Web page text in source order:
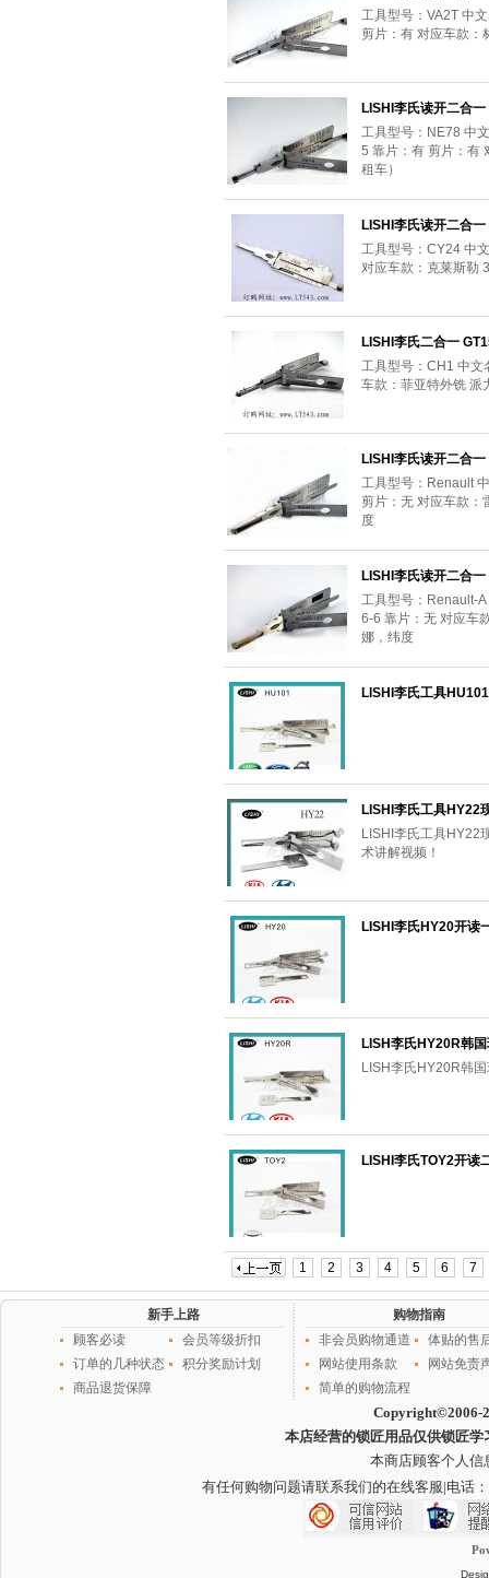
工具型号：VA2T 中
剪片：有 对应车款：
LISHI李氏读开二合
工具型号：NE78 中
5 靠片：有 剪片：有
租车）
LISHI李氏读开二合
工具型号：CY24 中
对应车款：克莱斯勒
LISHI李氏二合一
工具型号：CH1 中文
车款：菲亚特外铣 派
LISHI李氏读开二合
工具型号：Renault
剪片：无 对应车款：
度
LISHI李氏读开二合
工具型号：Renault-
6-6 靠片：无 对应车
娜，纬度
LISHI李氏工具
LISHI李氏工具HY22
LISHI李氏工具HY22
术讲解视频！
LISHI李氏HY20开读
LISH李氏HY20R韩
LISH李氏HY20R韩
LISHI李氏TOY2开读
1 2 3 4 5 6 7
新手上路
顾客必读
会员等级折扣
订单的几种状态
积分奖励计划
商品退货保障
购物指南
非会员购物通道
体贴的售
网站使用条款
网站免责
简单的购物流程
Copyright©2006-
本店经营的锁匠用品仅供锁匠
本商店顾客个人信
有任何购物问题请联系我们的在线客服|电话：